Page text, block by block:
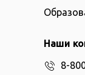
8-
Наши